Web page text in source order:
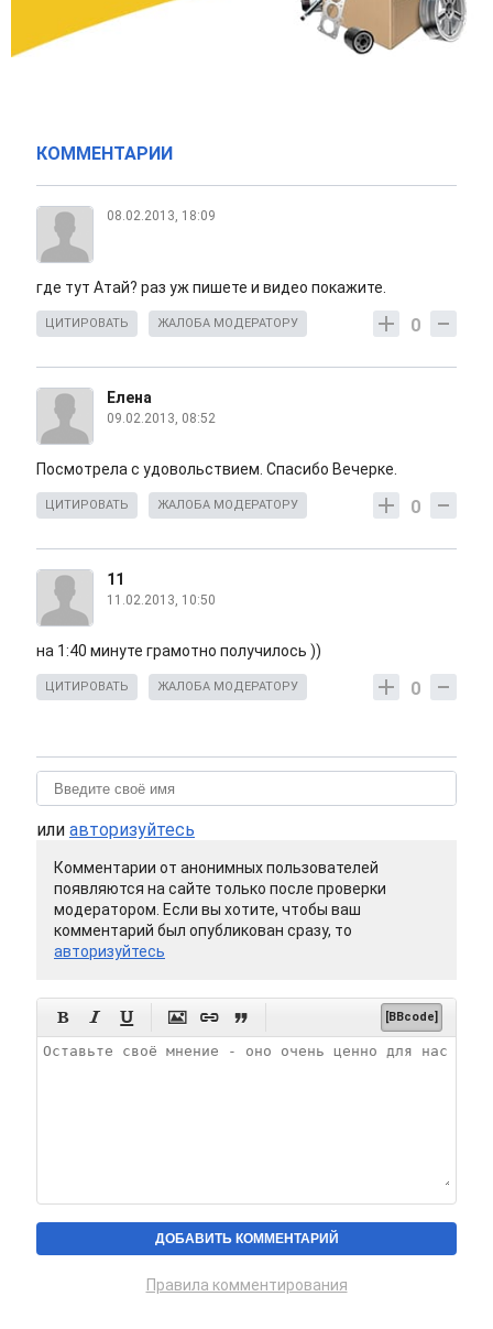
КОММЕНТАРИИ
08.02.2013, 18:09
где тут Атай? раз уж пишете и видео покажите.
0
ЦИТИРОВАТЬ ЖАЛОБА МОДЕРАТОРУ
Елена
09.02.2013, 08:52
Посмотрела с удовольствием. Спасибо Вечерке.
0
ЦИТИРОВАТЬ ЖАЛОБА МОДЕРАТОРУ
11
11.02.2013, 10:50
на 1:40 минуте грамотно получилось ))
0
ЦИТИРОВАТЬ ЖАЛОБА МОДЕРАТОРУ
или авторизуйтесь
Комментарии от анонимных пользователей
появляются на сайте только после проверки
модератором. Если вы хотите, чтобы ваш
комментарий был опубликован сразу, то
авторизуйтесь
      [BBcode]
Правила комментирования